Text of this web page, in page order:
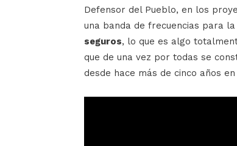
Defensor del Pueblo, en los
una banda de frecuencias para
seguros, lo que es algo
que de una vez por todas se
desde hace más de cinco años